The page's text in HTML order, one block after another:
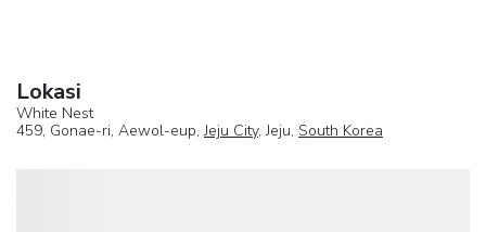
Lokasi
White Nest
459, Gonae-ri, Aewol-eup,Jeju City, Jeju, South Korea